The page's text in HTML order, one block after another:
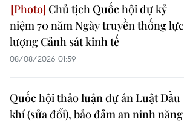
Chủ tịch Quốc hội dự kỷ
niệm 70 năm Ngày truyền thống lực
lượng Cảnh sát kinh tế
08/08/2026 01:59
Quốc hội thảo luận dự án Luật Dầu
khí (sửa đổi), bảo đảm an ninh năng